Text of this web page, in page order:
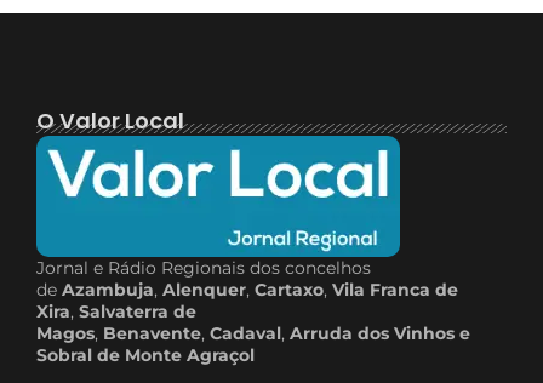
O Valor Local
Jornal e Rádio Regionais dos concelhos
de Azambuja, Alenquer, Cartaxo, Vila Franca de
Xira, Salvaterra de
Magos, Benavente, Cadaval, Arruda dos Vinhos e
Sobral de Monte Agraçol